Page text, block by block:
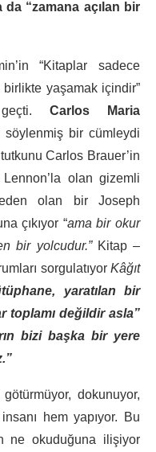
“zamana açılan bir
“Kitaplar sadece
yaşamak içindir”
geçti. Carlos Maria
söylenmiş bir cümleydi
Carlos Brauer’in
olan gizemli
olan bir Joseph
çıkıyor “ama bir okur
bir yolcudur.” Kitap –
sorgulatıyor Kâğıt
yaratılan bir
toplamı değildir asla”
bizi başka bir yere
dokunuyor,
hem yapıyor. Bu
ne okuduğuna ilişiyor